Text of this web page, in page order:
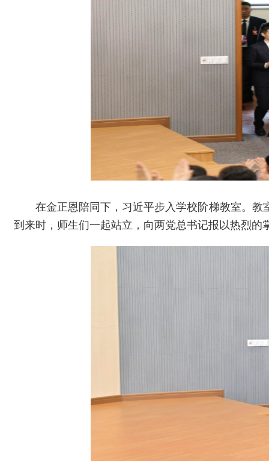
在金正恩陪同下，习近平步入学校阶梯教室。
到来时，师生们一起站立，向两党总书记报以热烈